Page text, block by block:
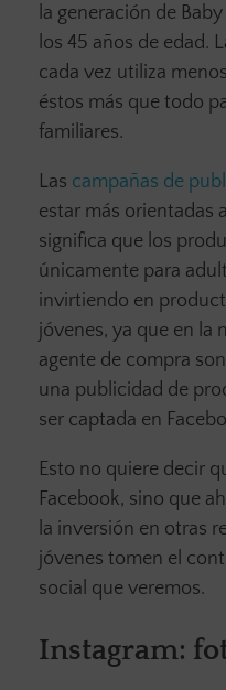
la generación de
los 45 años de edad.
cada vez utiliza
éstos más que todo
familiares.
Las campañas de
estar más orientadas
significa que los
únicamente para
invirtiendo en
jóvenes, ya que en la
agente de compra
una publicidad de
ser captada en
Esto no quiere decir
Facebook, sino que
la inversión en otras
jóvenes tomen el
social que veremos.
Instagram: